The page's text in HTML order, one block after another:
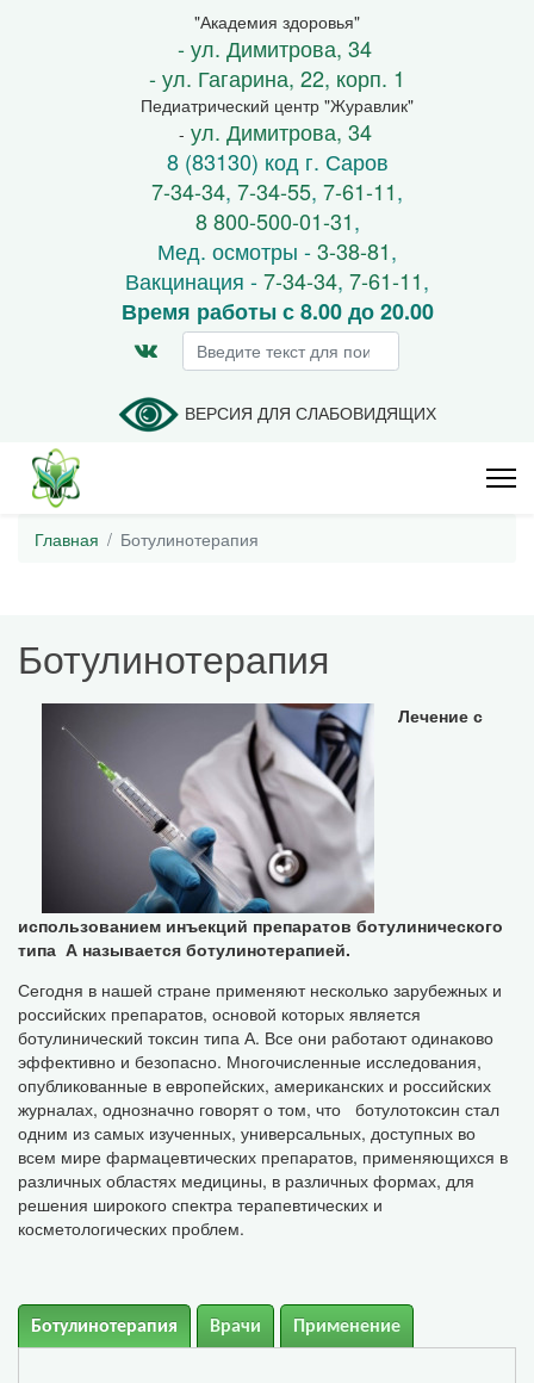
"Академия здоровья"
- ул. Димитрова, 34
- ул. Гагарина, 22, корп. 1
Педиатрический центр "Журавлик"
- ул. Димитрова, 34
8 (83130) код г. Саров
7-34-34,7-34-55,7-61-11,
8 800-500-01-31,
Мед. осмотры -3-38-81,
Вакцинация -7-34-34,7-61-11,
Время работы с 8.00 до 20.00
ВЕРСИЯ ДЛЯ СЛАБОВИДЯЩИХ
Главная Ботулинотерапия
Ботулинотерапия
Лечение с
использованием инъекций препаратов ботулинического
типа А называется ботулинотерапией.
Сегодня в нашей стране применяют несколько зарубежных и
российских препаратов, основой которых является
ботулинический токсин типа А. Все они работают одинаково
эффективно и безопасно. Многочисленные исследования,
опубликованные в европейских, американских и российских
журналах, однозначно говорят о том, что ботулотоксин стал
одним из самых изученных, универсальных, доступных во
всем мире фармацевтических препаратов, применяющихся в
различных областях медицины, в различных формах, для
решения широкого спектра терапевтических и
косметологических проблем.
Ботулинотерапия Врачи Применение